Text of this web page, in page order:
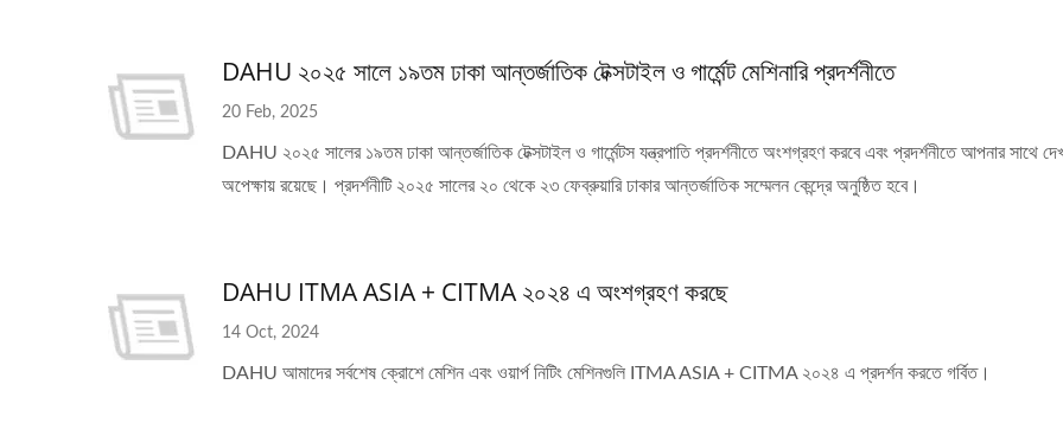
DAHU ২০২৫ সালে ১৯তম ঢাকা আন্তর্জাতিক টেক্সটাইল ও গার্মেন্ট মেশিনারি প্রদর্শনীতে
20 Feb, 2025
DAHU ২০২৫ সালের ১৯তম ঢাকা আন্তর্জাতিক টেক্সটাইল ও গার্মেন্টস যন্ত্রপাতি প্রদর্শনীতে অংশগ্রহণ করবে এবং প্রদর্শনীতে আপনার সাথে
অপেক্ষায় রয়েছে। প্রদর্শনীটি ২০২৫ সালের ২০ থেকে ২৩ ফেব্রুয়ারি ঢাকার আন্তর্জাতিক সম্মেলন কেন্দ্রে অনুষ্ঠিত হবে।
DAHU ITMA ASIA + CITMA ২০২৪ এ অংশগ্রহণ করছে
14 Oct, 2024
DAHU আমাদের সর্বশেষ ক্রোশে মেশিন এবং ওয়ার্প নিটিং মেশিনগুলি ITMA ASIA + CITMA ২০২৪ এ প্রদর্শন করতে গর্বিত।